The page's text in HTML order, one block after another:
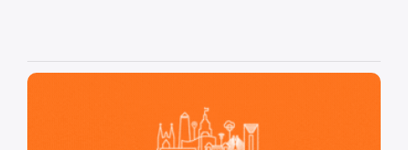
São Paulo, cidade inteligente, resiliente e sustentável